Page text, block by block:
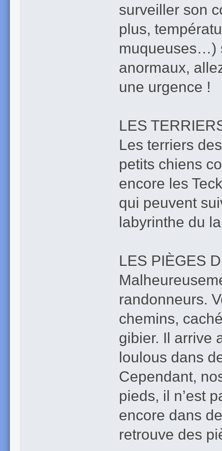
surveiller son
plus,
muqueuses…)
anormaux,
une urgence !
LES
Les terriers
petits chiens
encore les
qui peuvent
labyrinthe du
LES PIÈGES
randonneurs.
chemins,
gibier. Il arrive
loulous dans
Cependant,
pieds, il n’est
encore dans
retrouve des